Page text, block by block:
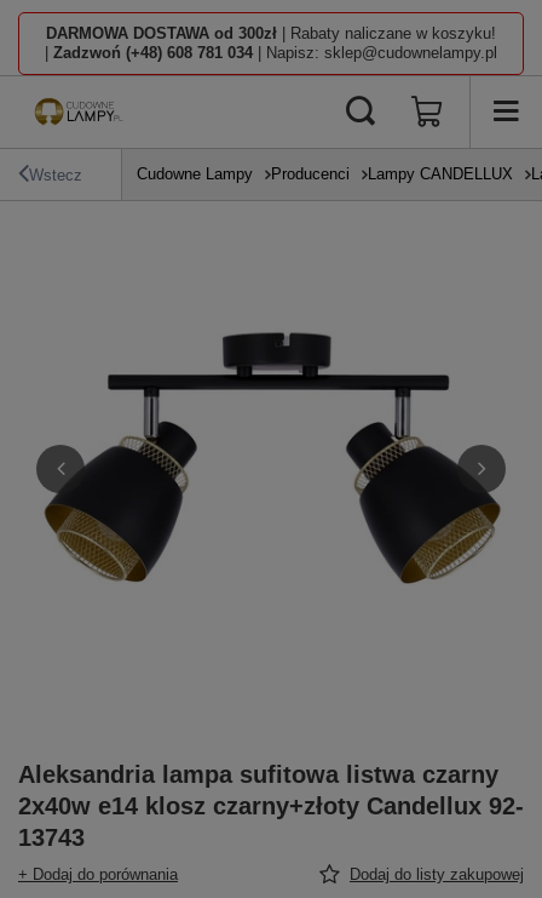
DARMOWA DOSTAWA od 300zł | Rabaty naliczane w koszyku!
Zadzwoń (+48) 608 781 034 | Napisz: sklep@cudownelampy.pl
Wstecz Cudowne Lampy Producenci Lampy CANDELLUX
Aleksandria lampa sufitowa listwa czarny
2x40w e14 klosz czarny+złoty Candellux 92-
13743
+ Dodaj do porównania Dodaj do listy zakupowej